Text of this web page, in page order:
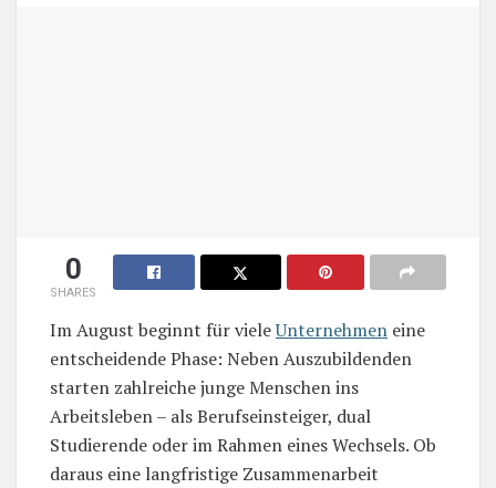
0
SHARES
Im August beginnt für vieleUnternehmen eine
entscheidende Phase: Neben Auszubildenden
starten zahlreiche junge Menschen ins
Arbeitsleben – als Berufseinsteiger, dual
Studierende oder im Rahmen eines Wechsels. Ob
daraus eine langfristige Zusammenarbeit